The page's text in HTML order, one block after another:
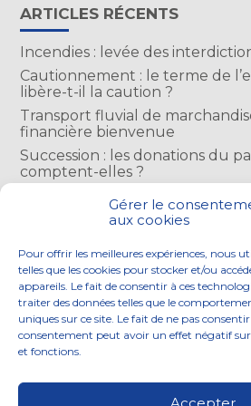
Gérer le
aux cookies
Pour offrir les meilleures expériences, nous
telles que les cookies pour stocker et/ou
appareils. Le fait de consentir à ces
traiter des données telles que le
uniques sur ce site. Le fait de ne pas
consentement peut avoir un effet négatif
et fonctions.
Accepter
ARTICLES RÉCENTS
Incendies : levée des
Cautionnement : le terme de
libère-t-il la caution ?
Transport fluvial de
financière bienvenue
Succession : les donations du
comptent-elles ?
Encadrement des loyers : une
COMMENTAIRES RÉCENTS
FooterNOS ENGAGEMENTS
SOLUTIONS NUMÉRIQUES